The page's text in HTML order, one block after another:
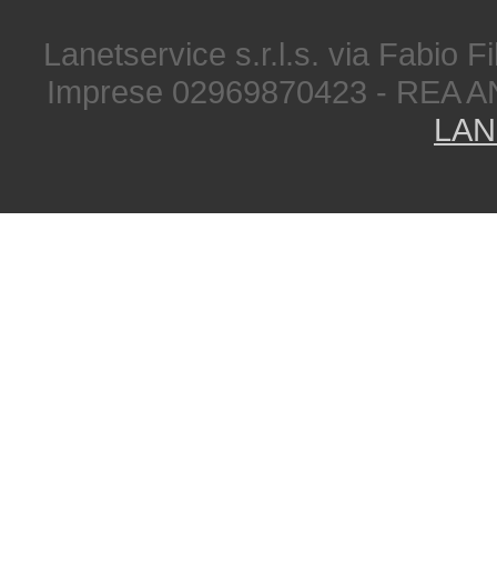
Lanetservice s.r.l.s. via Fabio
Imprese 02969870423 - REA